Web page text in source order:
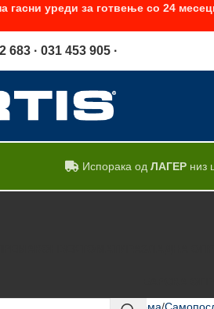
683 · 031 453 905 ·
Испорака од ЛАГЕРниз
уреди за готвење со 24